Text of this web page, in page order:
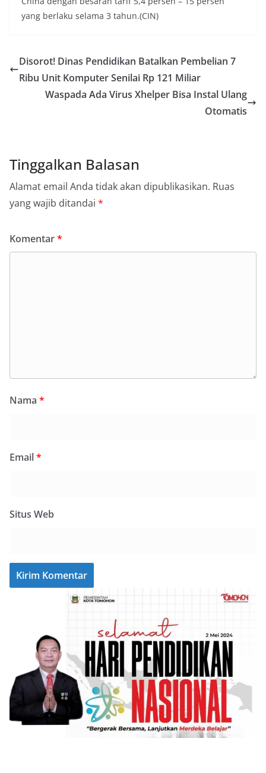
yang berlaku selama 3 tahun.(CIN)
Disorot! Dinas Pendidikan Batalkan Pembelian 7
Ribu Unit Komputer Senilai Rp 121 Miliar
Waspada Ada Virus Xhelper Bisa Instal Ulang
Otomatis
Tinggalkan Balasan
Alamat email Anda tidak akan dipublikasikan. Ruas
yang wajib ditandai *
Komentar*
Nama *
Email*
Situs Web